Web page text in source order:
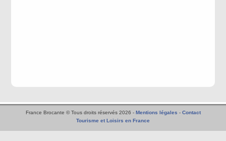
France Brocante © Tous droits réservés 2026 - Mentions légales - Contact
Tourisme et Loisirs en France